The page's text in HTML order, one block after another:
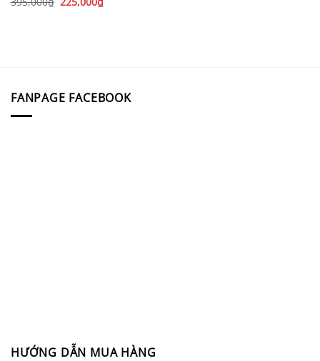
gốc hiện
FANPAGE FACEBOOK
HƯỚNG DẪN MUA HÀNG